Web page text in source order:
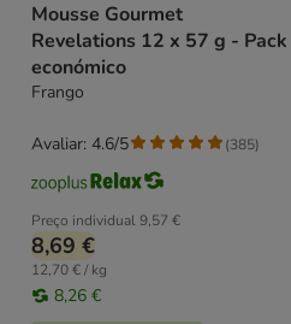
Mousse Gourmet
Revelations 12 x 57 g - Pack
económico
Frango
Preço individual9,57 €
8,69 €
12,70 € / kg
8,26 €
Avaliar: 4.6/5 (385)